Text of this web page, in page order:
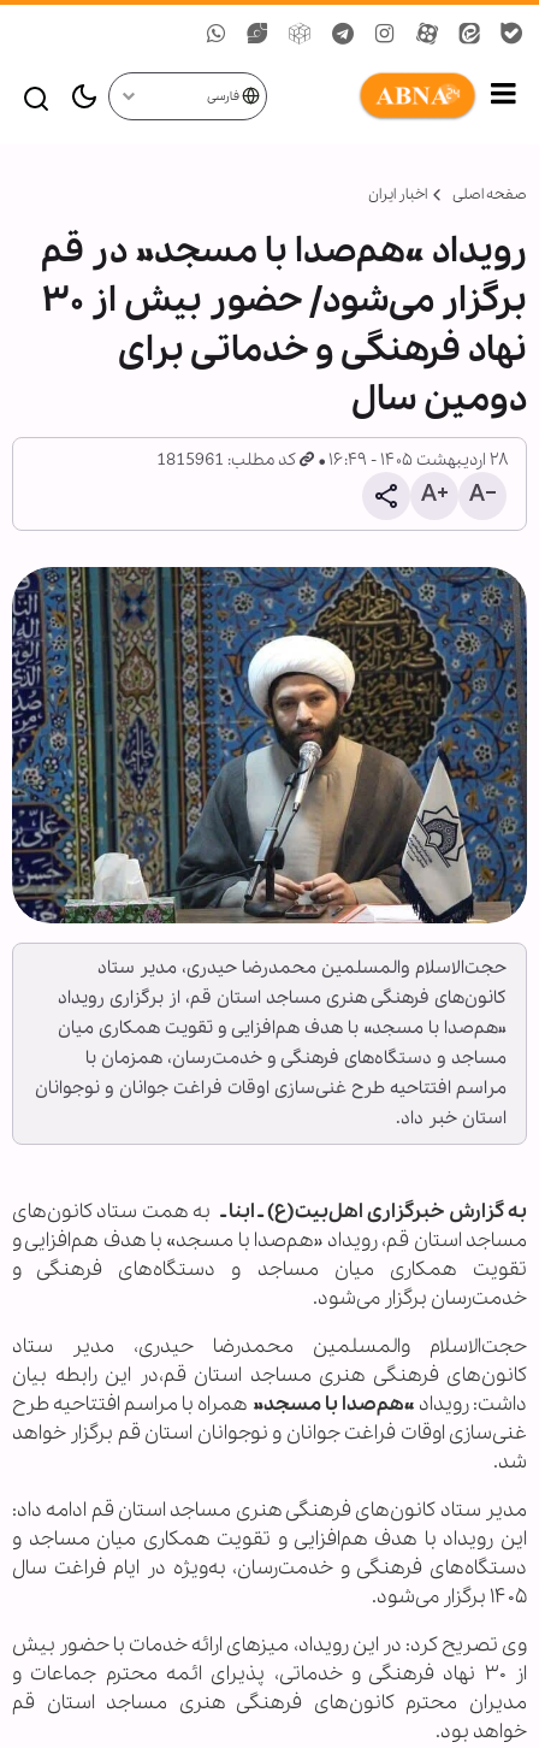
فارسی
صفحه اصلی اخبار ایران
رویداد «هم‌صدا با مسجد» در قم
برگزار می‌شود/ حضور بیش از ۳۰
نهاد فرهنگی و خدماتی برای
دومین سال
۲۸ اردیبهشت ۱۴۰۵ - ۱۶:۴۹ کد مطلب: 1815961
حجت‌الاسلام والمسلمین محمدرضا حیدری، مدیر ستاد
کانون‌های فرهنگی هنری مساجد استان قم، از برگزاری رویداد
«هم‌صدا با مسجد» با هدف هم‌افزایی و تقویت همکاری میان
مساجد و دستگاه‌های فرهنگی و خدمت‌رسان، همزمان با
مراسم افتتاحیه طرح غنی‌سازی اوقات فراغت جوانان و نوجوانان
استان خبر داد.
به گزارش خبرگزاری اهل‌بیت(ع) ـ ابنا ـ به همت ستاد کانون‌های
مساجد استان قم، رویداد «هم‌صدا با مسجد» با هدف هم‌افزایی و
تقویت همکاری میان مساجد و دستگاه‌های فرهنگی و
خدمت‌رسان برگزار می‌شود.
حجت‌الاسلام والمسلمین محمدرضا حیدری، مدیر ستاد
کانون‌های فرهنگی هنری مساجد استان قم،در این رابطه بیان
داشت: رویداد «هم‌صدا با مسجد» همراه با مراسم افتتاحیه طرح
غنی‌سازی اوقات فراغت جوانان و نوجوانان استان قم برگزار خواهد
شد.
مدیر ستاد کانون‌های فرهنگی هنری مساجد استان قم ادامه داد:
این رویداد با هدف هم‌افزایی و تقویت همکاری میان مساجد و
دستگاه‌های فرهنگی و خدمت‌رسان، به‌ویژه در ایام فراغت سال
۱۴۰۵ برگزار می‌شود.
وی تصریح کرد: در این رویداد، میزهای ارائه خدمات با حضور بیش
از ۳۰ نهاد فرهنگی و خدماتی، پذیرای ائمه محترم جماعات و
مدیران محترم کانون‌های فرهنگی هنری مساجد استان قم
خواهد بود.